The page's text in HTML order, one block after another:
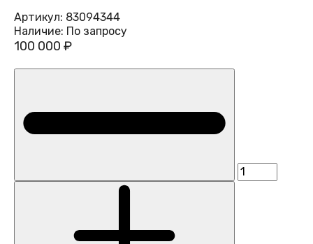
Артикул: 83094344
Наличие: По запросу
100 000 ₽